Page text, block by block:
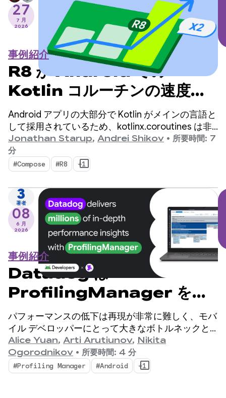
27
7 月
2026
事例紹介
R8 が Android での
Kotlin コルーチンの速度を
2 倍にした方法
Android アプリの大部分で Kotlin がメインの言語と
して採用されているため、kotlinx.coroutines は非
同期プログラミングの事実上の標準となっていま
す。このライブラリは、Kotlin ネイティブの同時実
行フローを管理するための、適切に設計された構造
化された方法を提供します。
Jonathan Starup, Andrei Shikov • 所要時間: 7
分
#Compose #R8 +1
3
著者
08
6 月
2026
事例紹介
Datadog は
ProfilingManager を使
用して数百万件の詳細なパフ
ォーマンス分析情報を提供し
ます
パフォーマンスの低下は再現が非常に難しく、モバ
イル デベロッパーにとって大きなボトルネックと
なっています。
Alice Yuan, Arti Arutiunov, Nikita
Ogorodnikov • 所要時間: 4 分
#Profiling Manager #Android +1